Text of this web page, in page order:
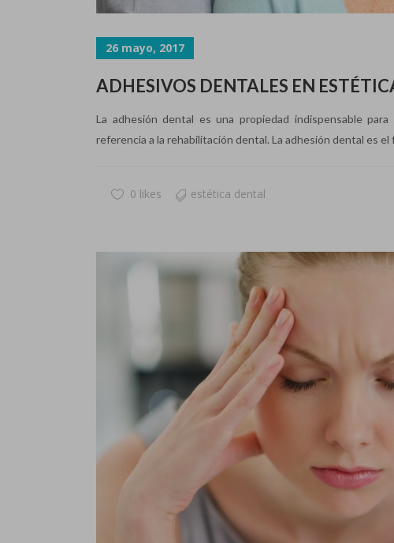
26 mayo, 2017
ADHESIVOS DENTALES EN
La adhesión dental es una propiedad indispensable
referencia a la rehabilitación dental. La adhesión dental es el
0 likes estética dental